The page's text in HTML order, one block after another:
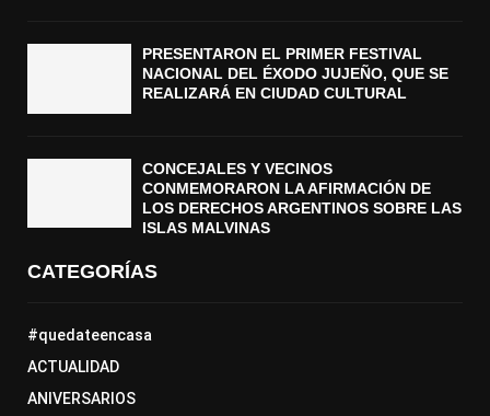
PRESENTARON EL PRIMER FESTIVAL
NACIONAL DEL ÉXODO JUJEÑO, QUE SE
REALIZARÁ EN CIUDAD CULTURAL
CONCEJALES Y VECINOS
CONMEMORARON LA AFIRMACIÓN DE
LOS DERECHOS ARGENTINOS SOBRE LAS
ISLAS MALVINAS
CATEGORÍAS
#quedateencasa
ACTUALIDAD
ANIVERSARIOS